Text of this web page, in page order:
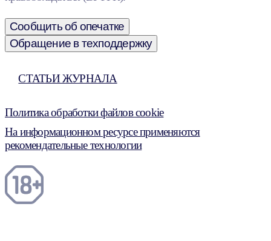
Сообщить об опечатке
Обращение в техподдержку
СТАТЬИ ЖУРНАЛА
Политика обработки файлов cookie
На информационном ресурсе применяются
рекомендательные технологии